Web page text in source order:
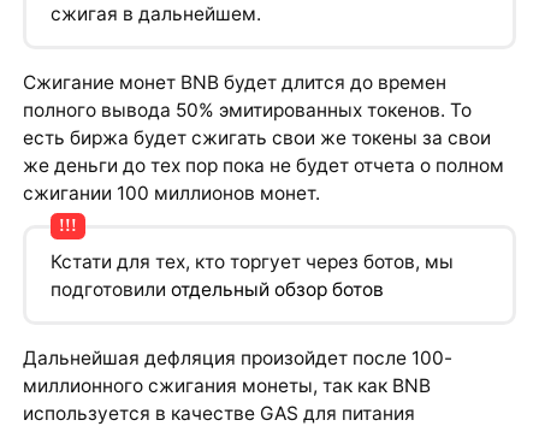
сжигая в дальнейшем.
Сжигание монет BNB будет длится до времен
полного вывода 50% эмитированных токенов. То
есть биржа будет сжигать свои же токены за свои
же деньги до тех пор пока не будет отчета о полном
сжигании 100 миллионов монет.
Кстати для тех, кто торгует через ботов, мы
подготовили отдельный обзор ботов
Дальнейшая дефляция произойдет после 100-
миллионного сжигания монеты, так как BNB
используется в качестве GAS для питания